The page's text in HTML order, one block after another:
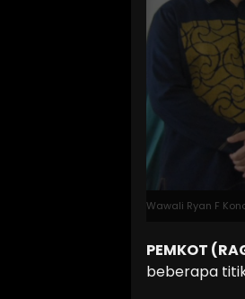
Wawali Ryan F
PEMKOT
beberapa